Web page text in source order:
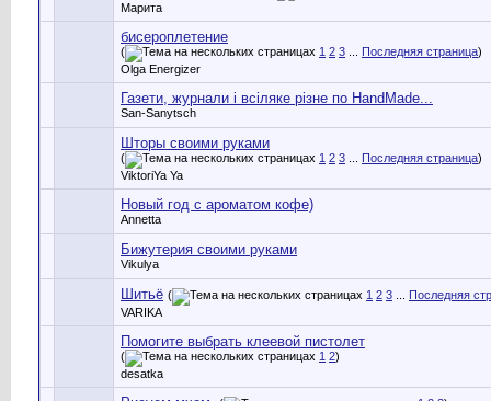
Марита
бисероплетение
( 1 2 3 Последняя страница)
Olga Energizer
Газети, журнали і всіляке різне по HandMade...
San-Sanytsch
Шторы своими руками
( 1 2 3 Последняя страница)
ViktoriYa Ya
Новый год с ароматом кофе)
Annetta
Бижутерия своими руками
Vikulya
Шитьё ( 1 2 3
Последняя
VARIKA
Помогите выбрать клеевой пистолет
( 1 2)
desatka